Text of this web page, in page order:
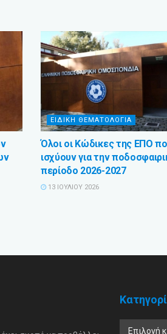
ΕΙΔΙΚΗ ΘΕΜΑΤΟΛΟΓΙΑ
Όλοι οι Κώδικες της ΕΠΟ
ισχύουν για την
περίοδο 2026-2027
13 ΙΟΥΛΊΟΥ 2026
Επιλογή